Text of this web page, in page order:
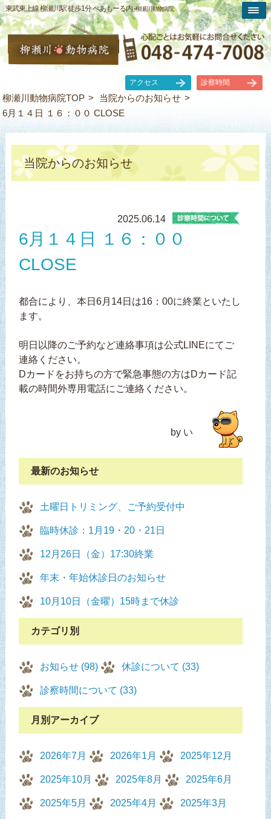
東武東上線 柳瀬川駅 徒歩1分 ぺあもーる内 -柳瀬川動物病院
アクセス 診察時間
柳瀬川動物病院TOP
当院からのお知らせ
6月１４日 １６：００ CLOSE
当院からのお知らせ
2025.06.14
6月１４日 １６：００
CLOSE
都合により、本日6月14日は16：00に終業といたし
ます。
明日以降のご予約など連絡事項は公式LINEにてご
連絡ください。
Dカードをお持ちの方で緊急事態の方はDカード記
載の時間外専用電話にご連絡ください。
by い
最新のお知らせ
土曜日トリミング、ご予約受付中
臨時休診：1月19・20・21日
12月26日（金）17:30終業
年末・年始休診日のお知らせ
10月10日（金曜）15時まで休診
カテゴリ別
お知らせ (98) 休診について (33)
診察時間について (33)
月別アーカイブ
2026年7月 2026年1月 2025年12月
2025年10月 2025年8月 2025年6月
2025年5月 2025年4月 2025年3月